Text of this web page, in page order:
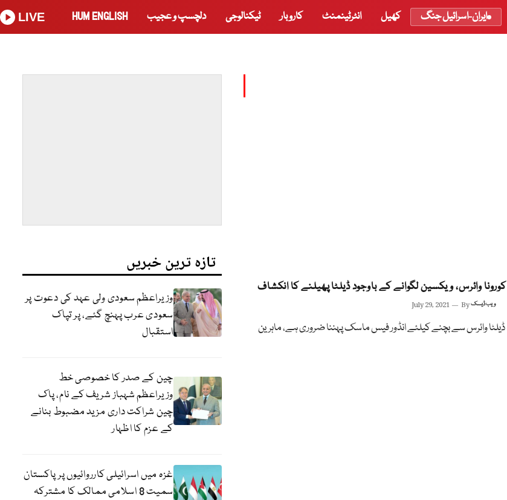
ایران-اسرائیل جنگ کھیل انٹرٹینمنٹ کاروبار ٹیکنالوجی دلچسپ و عجیب HUM ENGLISH
LIVE
کورونا وائرس، ویکسین لگوانے کے باوجود ڈیلٹا پھیلنے کا انکشاف
July 29, 2021 Byویب ڈیسک
ڈیلٹا وائرس سے بچنے کیلئے انڈور فیس ماسک پہننا ضروری ہے، ماہرین
تازہ ترین خبریں
وزیراعظم سعودی ولی عہد کی دعوت پر
سعودی عرب پہنچ گئے، پر تپاک
استقبال
چین کے صدر کا خصوصی خط
وزیراعظم شہباز شریف کے نام، پاک
چین شراکت داری مزید مضبوط بنانے
کے عزم کا اظہار
غزہ میں اسرائیلی کارروائیوں پر پاکستان
سمیت 8 اسلامی ممالک کا مشترکہ